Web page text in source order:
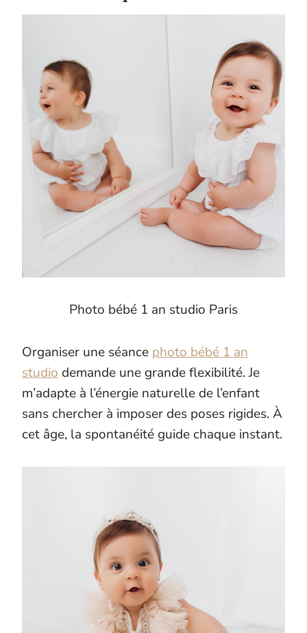
Photo bébé 1 an studio Paris
Organiser une séance photo bébé 1 an
studio demande une grande flexibilité. Je
m’adapte à l’énergie naturelle de l’enfant
sans chercher à imposer des poses rigides. À
cet âge, la spontanéité guide chaque instant.